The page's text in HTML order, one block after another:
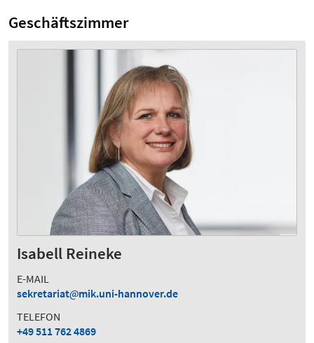
Geschäftszimmer
Isabell Reineke
E-MAIL
sekretariat
mik.uni-hannover.de
TELEFON
+49 511 762 4869